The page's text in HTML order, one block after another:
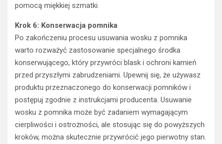
pomocą miękkiej szmatki.
Krok 6: Konserwacja pomnika
Po zakończeniu procesu usuwania wosku z pomnika
warto rozważyć zastosowanie specjalnego środka
konserwującego, który przywróci blask i ochroni kamień
przed przyszłymi zabrudzeniami. Upewnij się, że używasz
produktu przeznaczonego do konserwacji pomników i
postępuj zgodnie z instrukcjami producenta. Usuwanie
wosku z pomnika może być zadaniem wymagającym
cierpliwości i ostrożności, ale stosując się do powyższych
kroków, można skutecznie przywrócić jego pierwotny stan.